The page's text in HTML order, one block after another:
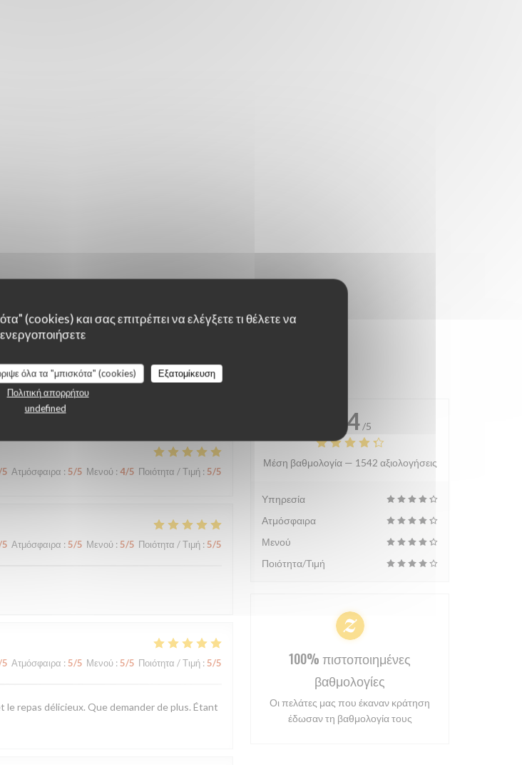
(cookies) και σας επιτρέπει να ελέγξετε τι θέλετε να
ενεργοποιήσετε
όλα τα "μπισκότα" (cookies)
Εξατομίκευση
Πολιτική απορρήτου
undefinedμας
Ατμόσφαιρα : 5/5 Μενού : 4/5 Ποιότητα / Τιμή : 5/5
Ατμόσφαιρα : 5/5 Μενού : 5/5 Ποιότητα / Τιμή : 5/5
Ατμόσφαιρα : 5/5 Μενού : 5/5 Ποιότητα / Τιμή : 5/5
le repas délicieux. Que demander de plus. Étant
4.4 /5
Μέση βαθμολογία — 1542 αξιολογήσεις
Υπηρεσία
Ατμόσφαιρα
Μενού
Ποιότητα/Τιμή
100% πιστοποιημένες
βαθμολογίες
Οι πελάτες μας που έκαναν κράτηση
έδωσαν τη βαθμολογία τους